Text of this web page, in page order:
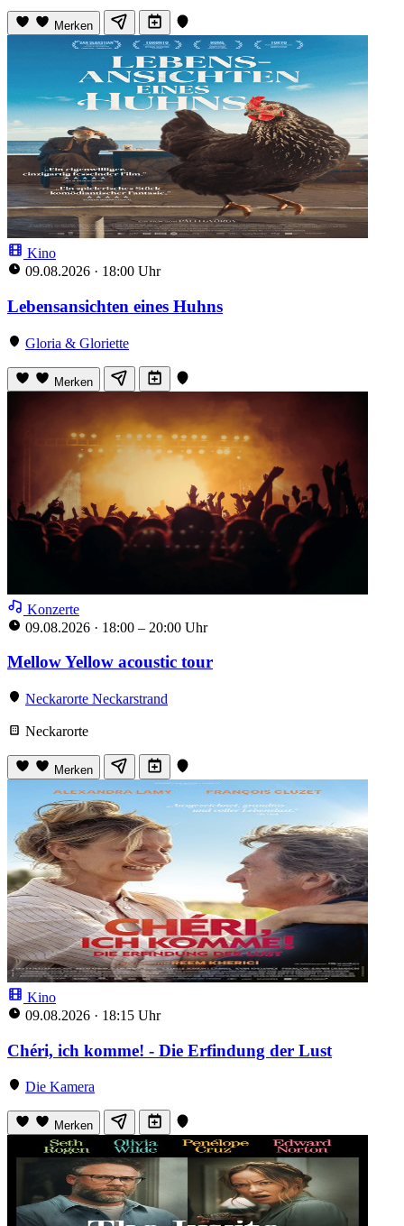
Merken
Kino
09.08.2026 · 18:00 Uhr
Lebensansichten eines Huhns
Gloria & Gloriette
Merken
Konzerte
09.08.2026 · 18:00 – 20:00 Uhr
Mellow Yellow acoustic tour
Neckarorte Neckarstrand
Neckarorte
Merken
Kino
09.08.2026 · 18:15 Uhr
Chéri, ich komme! - Die Erfindung der Lust
Die Kamera
Merken